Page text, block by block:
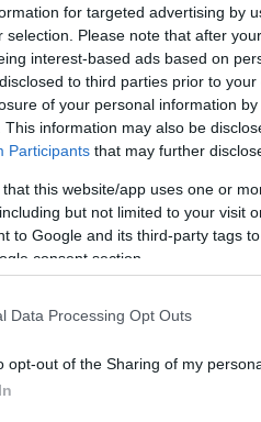
for targeted advertising by
selection. Please note that after
interest-based ads based on
to third parties prior to
of your personal information
This information may also be
Participants that may further
that this website/app uses one or
but not limited to your visit
to Google and its third-party tags
consent section.
Data Processing Opt Outs
opt-out of the Sharing of my
ΑΣΘΕΝΕΙΕΣ ΨΥΧΟΛΟΓΙΑ